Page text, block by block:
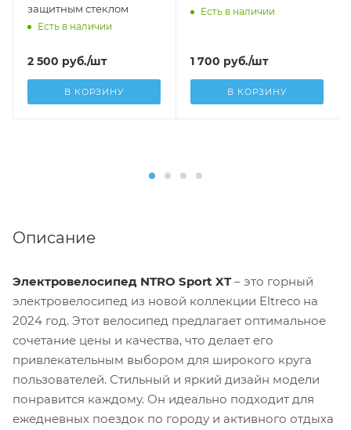
защитным стеклом
Есть в наличии
2 500 руб./шт
В КОРЗИНУ
Есть в наличии
1 700 руб./шт
В КОРЗИНУ
Описание
Электровелосипед NTRO Sport XT– это горный
электровелосипед из новой коллекции Eltreco на
2024 год. Этот велосипед предлагает оптимальное
сочетание цены и качества, что делает его
привлекательным выбором для широкого круга
пользователей. Стильный и яркий дизайн модели
понравится каждому. Он идеально подходит для
ежедневных поездок по городу и активного отдыха